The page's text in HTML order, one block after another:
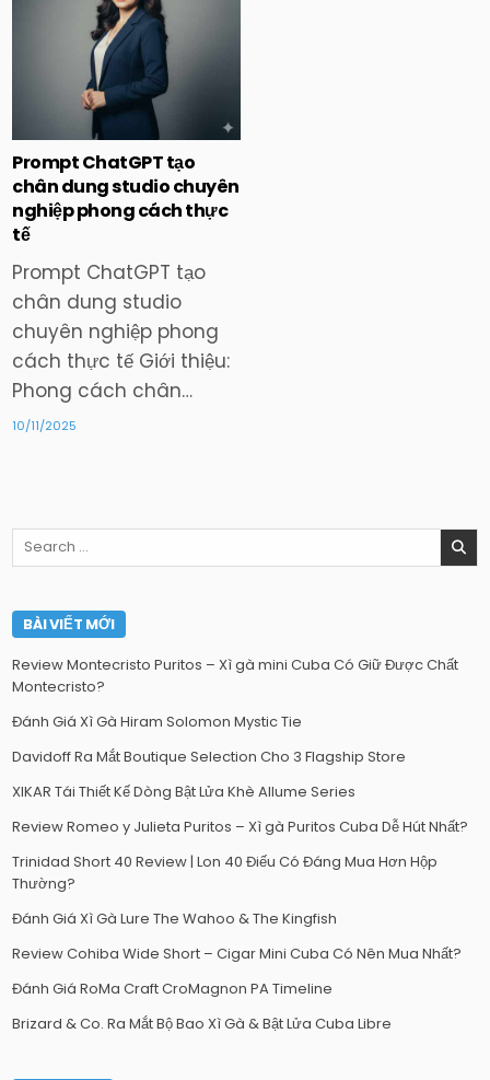
Prompt ChatGPT tạo
chân dung studio chuyên
nghiệp phong cách thực
tế
Prompt ChatGPT tạo
chân dung studio
chuyên nghiệp phong
cách thực tế Giới thiệu:
Phong cách chân…
10/11/2025
Search
BÀI VIẾT MỚI
Review Montecristo Puritos – Xì gà mini Cuba Có Giữ Được Chất
Montecristo?
Đánh Giá Xì Gà Hiram Solomon Mystic Tie
Davidoff Ra Mắt Boutique Selection Cho 3 Flagship Store
XIKAR Tái Thiết Kế Dòng Bật Lửa Khè Allume Series
Review Romeo y Julieta Puritos – Xì gà Puritos Cuba Dễ Hút Nhất?
Trinidad Short 40 Review | Lon 40 Điếu Có Đáng Mua Hơn Hộp
Thường?
Đánh Giá Xì Gà Lure The Wahoo & The Kingfish
Review Cohiba Wide Short – Cigar Mini Cuba Có Nên Mua Nhất?
Đánh Giá RoMa Craft CroMagnon PA Timeline
Brizard & Co. Ra Mắt Bộ Bao Xì Gà & Bật Lửa Cuba Libre